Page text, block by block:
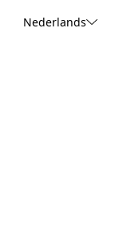
Nederlands